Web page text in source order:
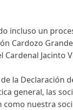
un
Cardozo
Jacinto
la Declaración
general, las
nuestra